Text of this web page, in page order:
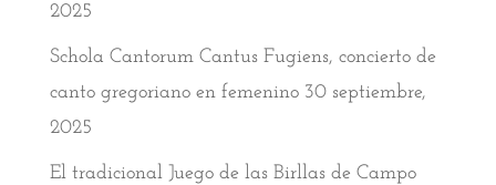
2025
Schola Cantorum Cantus Fugiens, concierto de
canto gregoriano en femenino 30 septiembre,
2025
El tradicional Juego de las Birllas de Campo